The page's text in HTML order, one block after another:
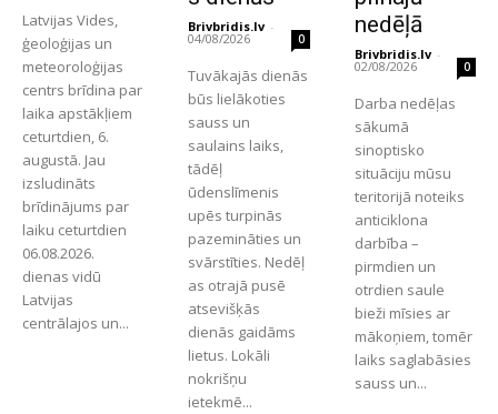
Latvijas Vides,
ģeoloģijas un
meteoroloģijas
centrs brīdina par
laika apstākļiem
ceturtdien, 6.
augustā. Jau
izsludināts
brīdinājums par
laiku ceturtdien
06.08.2026.
dienas vidū
Latvijas
centrālajos un...
Brivbridis.lv -
04/08/2026 0
Tuvākajās dienās
būs lielākoties
sauss un
saulains laiks,
tādēļ
ūdenslīmenis
upēs turpinās
pazemināties un
svārstīties. Nedēļ
as otrajā pusē
atsevišķās
dienās gaidāms
lietus. Lokāli
nokrišņu
ietekmē...
nedēļā
Brivbridis.lv -
02/08/2026 0
Darba nedēļas
sākumā
sinoptisko
situāciju mūsu
teritorijā noteiks
anticiklona
darbība –
pirmdien un
otrdien saule
bieži mīsies ar
mākoņiem, tomēr
laiks saglabāsies
sauss un...